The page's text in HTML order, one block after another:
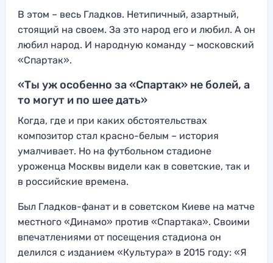
В этом – весь Гладков. Нетипичный, азартный,
стоящий на своем. За это народ его и любил. А он
любил народ. И народную команду – московский
«Спартак».
«Ты уж особенно за «Спартак» не болей, а
то могут и по шее дать»
Когда, где и при каких обстоятельствах
композитор стал красно-белым – история
умалчивает. Но на футбольном стадионе
уроженца Москвы видели как в советские, так и
в российские времена.
Был Гладков-фанат и в советском Киеве на матче
местного «Динамо» против «Спартака». Своими
впечатлениями от посещения стадиона он
делился с изданием «Культура» в 2015 году: «Я